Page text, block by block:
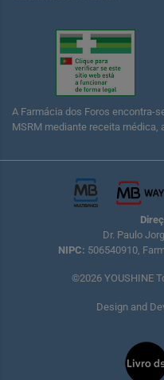
A Farmácia dos Foros encontra-
MSRM mediante receita médica,
Dr. Paulo
NIPC: 506540910,
©2026 YOUSHINE
Design and